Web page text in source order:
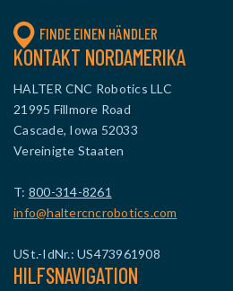
FINDE EINEN HÄNDLER
KONTAKT NORDAMERIKA
HALTER CNC Robotics LLC
21995 Fillmore Road
Cascade, Iowa 52033
Vereinigte Staaten
T: 800-314-8261
info@haltercncrobotics.com
USt.-IdNr.: US473961908
HILFSNAVIGATION